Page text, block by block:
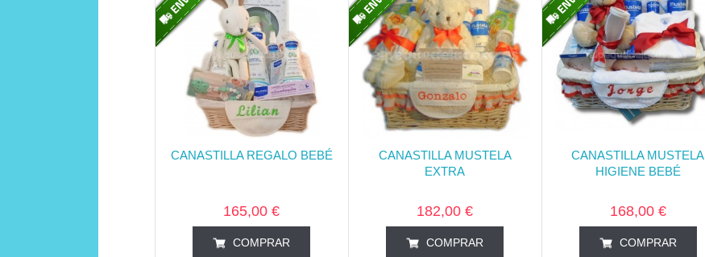
CANASTILLA REGALO BEBÉ
165,00 €
COMPRAR
CANASTILLA MUSTELA
EXTRA
182,00 €
COMPRAR
CANASTILLA MUSTELA
HIGIENE BEBÉ
168,00 €
COMPRAR